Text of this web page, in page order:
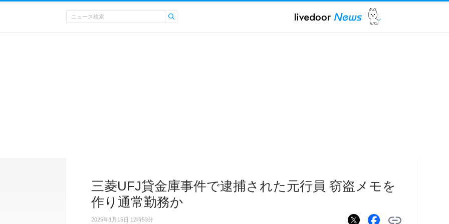
三菱UFJ貸金庫事件で逮捕された元行員 窃盗メモを
作り通常勤務か
2025年1月15日 12時53分